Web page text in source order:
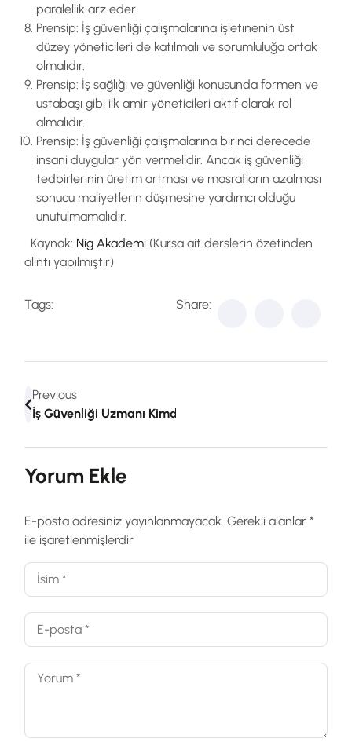
paralellik arz eder.
Prensip: İş güvenliği çalışmalarına işletınenin üst
düzey yöneticileri de katılmalı ve sorumluluğa ortak
olmalıdır.
Prensip: İş sağlığı ve güvenliği konusunda formen ve
ustabaşı gibi ilk amir yöneticileri aktif olarak rol
almalıdır.
Prensip: İş güvenliği çalışmalarına birinci derecede
insani duygular yön vermelidir. Ancak iş güvenliği
tedbirlerinin üretim artması ve masrafların azalması
sonucu maliyetlerin düşmesine yardımcı olduğu
unutulmamalıdır.
Kaynak: Nig Akademi (Kursa ait derslerin özetinden
alıntı yapılmıştır)
Tags: Share:
Previous
İş Güvenliği Uzmanı Kimdir?
Yorum Ekle
E-posta adresiniz yayınlanmayacak. Gerekli alanlar *
ile işaretlenmişlerdir